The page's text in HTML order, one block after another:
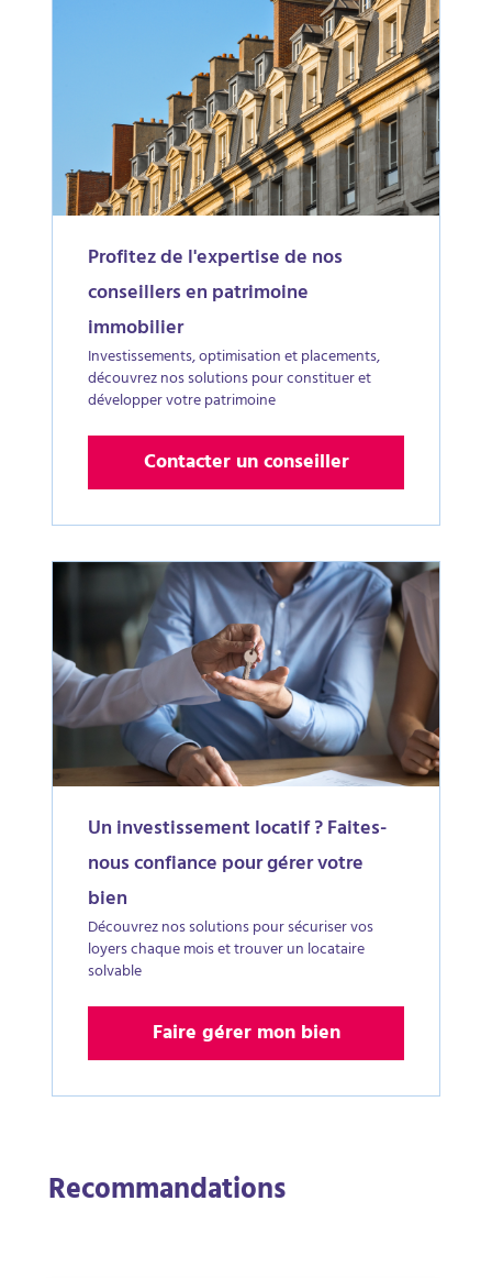
Profitez de l'expertise de nos
conseillers en patrimoine
immobilier
Investissements, optimisation et placements,
découvrez nos solutions pour constituer et
développer votre patrimoine
Contacter un conseiller
Un investissement locatif ? Faites-
nous confiance pour gérer votre
bien
Découvrez nos solutions pour sécuriser vos
loyers chaque mois et trouver un locataire
solvable
Faire gérer mon bien
Recommandations